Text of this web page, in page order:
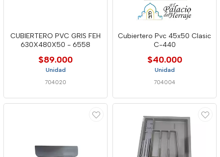
CUBIERTERO PVC GRIS FEH
630X480X50 - 6558
$89.000
Unidad
704020
Cubiertero Pvc 45x50 Clasic
C-440
$40.000
Unidad
704004